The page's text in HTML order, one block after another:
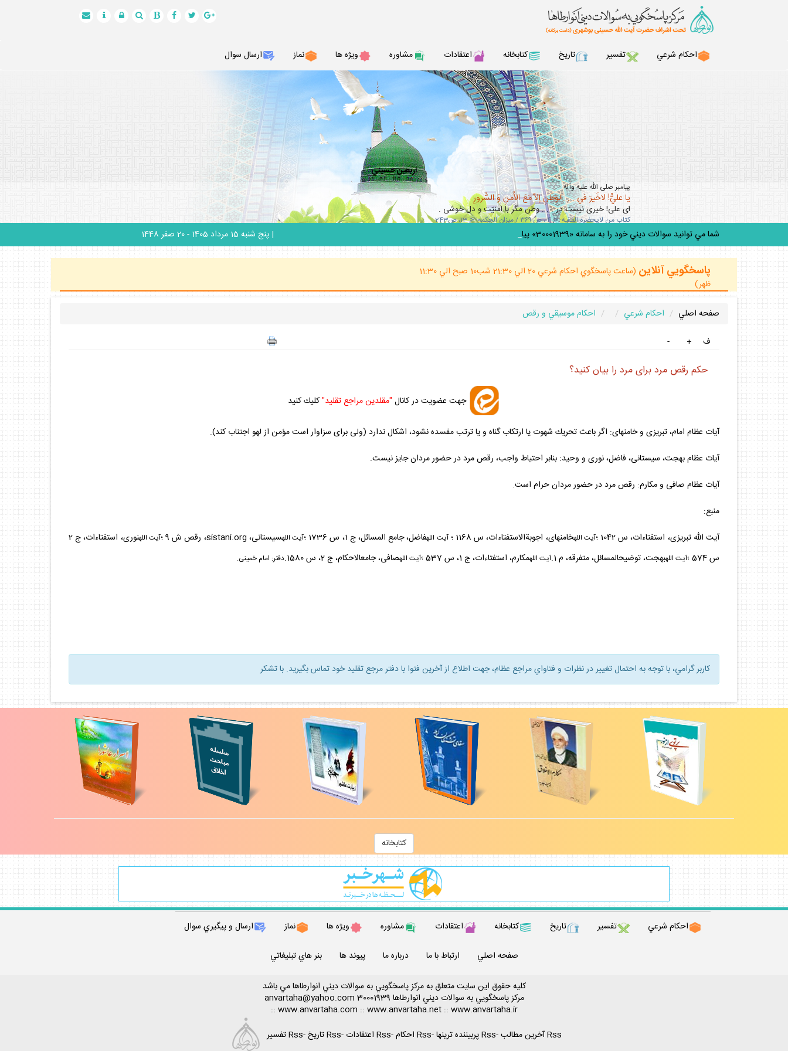
احكام شرعي تفسير تاريخ كتابخانه اعتقادات مشاوره ويژه ها نماز ارسال سوال
اربعين حسيني
پيامبر صلى‏ الله ‏عليه‏ و‏آله
يا عليُّ! لاخَيرَ في . . .الوَطَنِ إلاّ مَعَ الأَمنِ وَ السُّرورِ
اى على! خيرى نيست در . . . وطن مگر با امنيّت و دل خوشى .
كتاب من لايحضره الفقيه: ج ۴ ، ص ۳۶۹ / ميزان الحكمه: ج 13، ص243
شما مي توانيد سوالات ديني خود را به سامانه «30001939» پيامك كن | پنج شنبه 15 مرداد 1405 - 20 صفر 1448
پاسخگويي آنلاين
(ساعت پاسخگوي احكام شرعي 20 الي 21:30 شب10 صبح الي 11:30
ظهر)
صفحه اصلي احكام شرعي
احكام موسيقي و رقص
ف
+
-
حكم رقص مرد براى مرد را بيان كنيد؟
جهت عضويت در كانال "مقلدين مراجع تقليد"كليك كنيد
آيات عظام امام، تبريزى و خامنه‏اى: اگر باعث تحريك شهوت يا ارتكاب گناه و يا ترتب مفسده نشود، اشكال ندارد (ولى براى سزاوار است مؤمن از لهو اجتناب كند).
آيات عظام بهجت، سيستانى، فاضل، نورى و وحيد: بنابر احتياط واجب، رقص مرد در حضور مردان جايز نيست.
آيات عظام صافى و مكارم: رقص مرد در حضور مردان حرام است.
منبع:
آيت الله تبريزى، استفتاءات، س 1042 ؛
آيت اللهخامنه‏اى، اجوبةالاستفتاءات، س 1168 ؛ آيت اللهفاضل، جامع المسائل، ج 1، س 1736 ؛ آيت اللهسيستانى، sistani.org، رقص ش 9 ؛ آيت الله
نورى، استفتاءات، ج 2
س 574 ؛
آيت اللهبهجت، توضيح‏المسائل، متفرقه، م 1. آيت اللهمكارم، استفتاءات، ج 1، س 537 ؛ آيت اللهصافى، جامع‏الاحكام، ج 2، س 1580. دفتر: امام خمينى.
كاربر گرامي، با توجه به احتمال تغيير در نظرات و فتاواي مراجع عظام، جهت اطلاع از آخرين فتوا با دفتر مرجع تقليد خود تماس بگيريد. با تشكر
كتابخانه
احكام شرعي تفسير تاريخ كتابخانه اعتقادات مشاوره ويژه ها نماز ارسال و پيگيري سوال
صفحه اصلي ارتباط با ما درباره ما پيوند ها بنر هاي تبليغاتي
كليه حقوق اين سايت متعلق به مركز پاسخگويي به سوالات ديني انوارطاها مي باشد
مركز پاسخگويي به سوالات ديني انوارطاها 30001939
anvartaha@yahoo.com
www.anvartaha.com :: www.anvartaha.net:: www.anvartaha.ir
::
Rss آخرين مطالب
-Rss پربيننده ترينها -Rss احكام -Rss اعتقادات -Rss تاريخ -Rss تفسير